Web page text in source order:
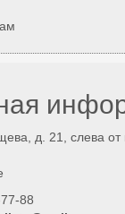
д. 21, слева от
88